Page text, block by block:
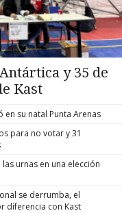
y 35 de
Kast
su natal Punta Arenas
para no votar y 31
urnas en una elección
se derrumba, el
diferencia con Kast